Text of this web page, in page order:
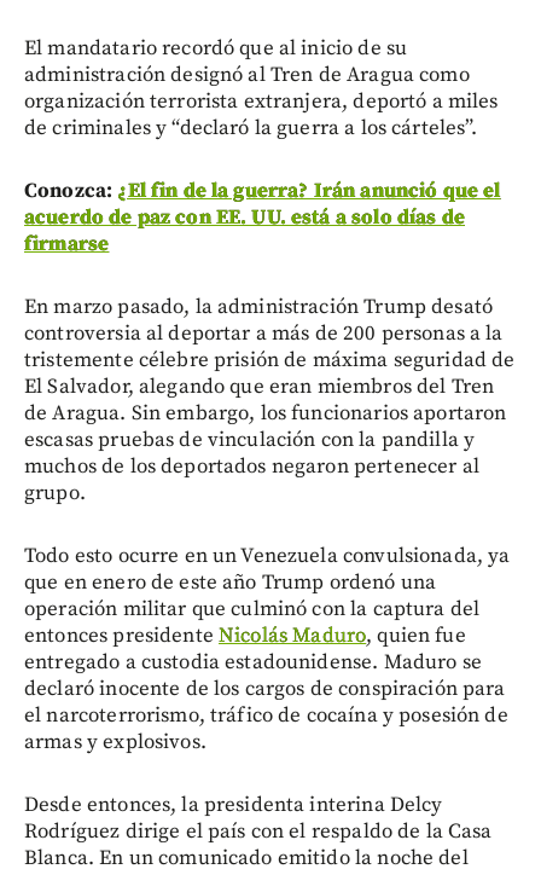
El mandatario recordó que al inicio de su
administración designó al Tren de Aragua como
organización terrorista extranjera, deportó a miles
de criminales y “declaró la guerra a los cárteles”.
Conozca: ¿El fin de la guerra? Irán anunció que el
acuerdo de paz con EE. UU. está a solo días de
firmarse
En marzo pasado, la administración Trump desató
controversia al deportar a más de 200 personas a la
tristemente célebre prisión de máxima seguridad de
El Salvador, alegando que eran miembros del Tren
de Aragua. Sin embargo, los funcionarios aportaron
escasas pruebas de vinculación con la pandilla y
muchos de los deportados negaron pertenecer al
grupo.
Todo esto ocurre en un Venezuela convulsionada, ya
que en enero de este año Trump ordenó una
operación militar que culminó con la captura del
entonces presidente Nicolás Maduro, quien fue
entregado a custodia estadounidense. Maduro se
declaró inocente de los cargos de conspiración para
el narcoterrorismo, tráfico de cocaína y posesión de
armas y explosivos.
Desde entonces, la presidenta interina Delcy
Rodríguez dirige el país con el respaldo de la Casa
Blanca. En un comunicado emitido la noche del